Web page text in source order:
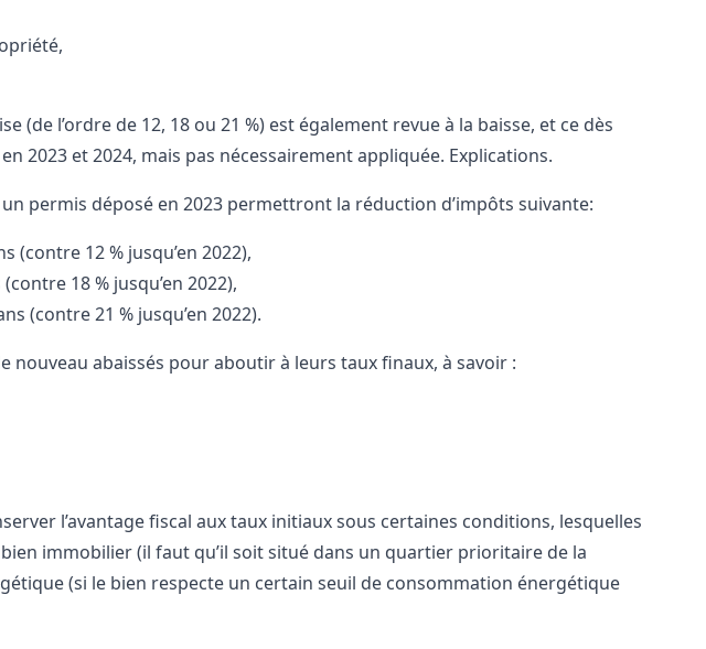
(de l’ordre de 12, 18 ou 21 %) est également revue à la baisse, et ce dès
2023 et 2024, mais pas nécessairement appliquée. Explications.
permis déposé en 2023 permettront la réduction d’impôts suivante:
(contre 12 % jusqu’en 2022),
18 % jusqu’en 2022),
(contre 21 % jusqu’en 2022).
nouveau abaissés pour aboutir à leurs taux finaux, à savoir :
l’avantage fiscal aux taux initiaux sous certaines conditions, lesquelles
immobilier (il faut qu’il soit situé dans un quartier prioritaire de la
(si le bien respecte un certain seuil de consommation énergétique